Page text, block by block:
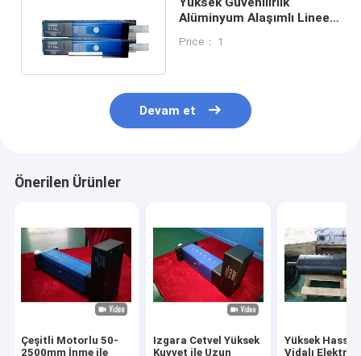
Alüminyum Alaşımlı Lineer
Doğruluk
Price： 1
Devam et
Önerilen Ürünler
Çeşitli Motorlu 50-
2500mm İnme ile
Izgara Cetvel Yüksek
Kuvvet ile Uzun
Yüksek
Vidalı